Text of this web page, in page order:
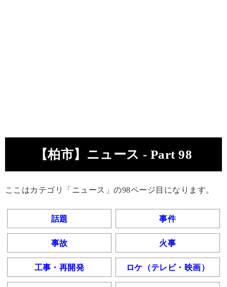
【柏市】ニュース - Part 98
ここはカテゴリ「ニュース」の98ページ目になります。
話題 事件
事故 火事
工事・再開発 ロケ（テレビ・映画）